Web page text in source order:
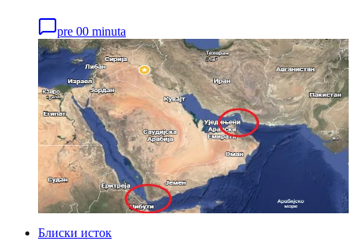
pre 00 minuta
Блиски исток